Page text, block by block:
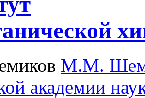
М.М.
академии